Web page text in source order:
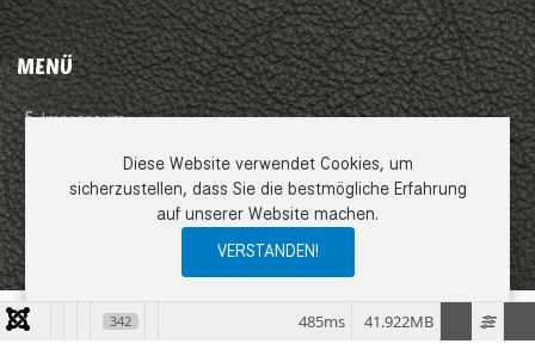
My Wishlist Compare
MENÜ
Impressum
Datenschutzerklärung
COPYRIGHT © 2026 EMME LEDER GMBH. ALLE RECHTE VORBEHALTEN.
Diese Website verwendet Cookies, um
sicherzustellen, dass Sie die bestmögliche Erfahrung
auf unserer Website machen.
VERSTANDEN!
342 41.922MB
485ms